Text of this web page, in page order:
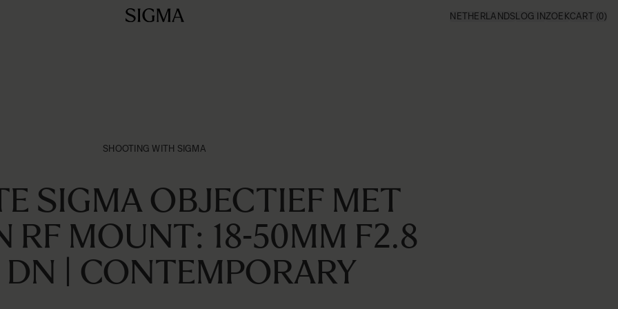
NETHERLANDS LOG IN ZOEKCART (0)
SHOOTING WITH SIGMA
SIGMA OBJECTIEF MET
RF MOUNT: 18-50MM F2.8
DN | CONTEMPORARY